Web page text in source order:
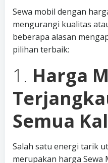
Sewa mobil dengan
mengurangi kualitas
beberapa alasan
pilihan terbaik:
1. Harga
Semua
Salah satu energi tarik
merupakan harga Sewa